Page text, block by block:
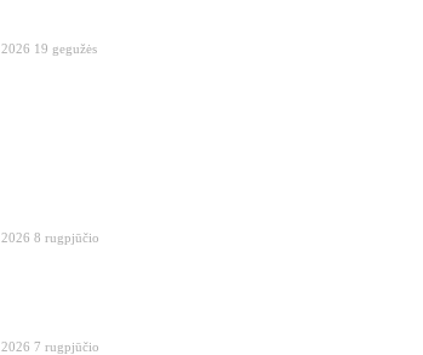
2026 19 gegužės
2026 8 rugpjūčio
2026 7 rugpjūčio